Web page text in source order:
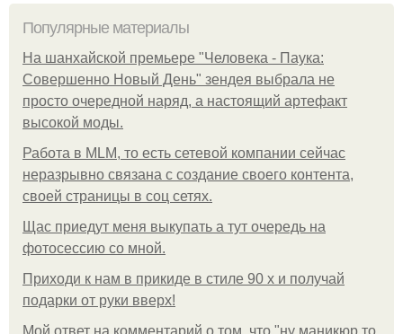
Популярные материалы
На шанхайской премьере "Человека - Паука:
Совершенно Новый День" зендея выбрала не
просто очередной наряд, а настоящий артефакт
высокой моды.
Работа в MLM, то есть сетевой компании сейчас
неразрывно связана с создание своего контента,
своей страницы в соц сетях.
Щас приедут меня выкупать а тут очередь на
фотосессию со мной.
Приходи к нам в прикиде в стиле 90 х и получай
подарки от руки вверх!